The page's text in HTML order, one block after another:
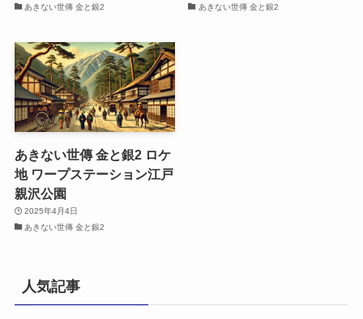
あきない世傳 金と銀2
あきない世傳 金と銀2
あきない世傳 金と銀2 ロケ
地 ワープステーション江戸
親沢公園
2025年4月4日
あきない世傳 金と銀2
人気記事